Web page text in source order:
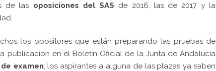
de las oposiciones del SAS de 2016, las de 2017 y la
los opositores que están preparando las pruebas de
publicación en el Boletín Oficial de la Junta de Andalucía
examen, los aspirantes a alguna de las plazas ya saben